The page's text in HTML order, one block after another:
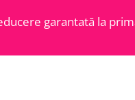
garantată la